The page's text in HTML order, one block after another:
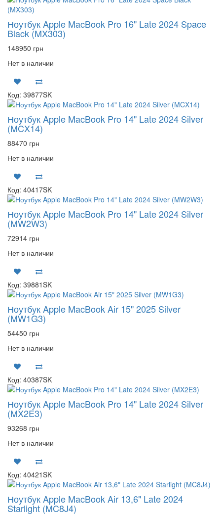
Ноутбук Apple MacBook Pro 16" Late 2024 Space
Black (MX303)
148950 грн
Нет в наличии
Код: 39877SK
Ноутбук Apple MacBook Pro 14" Late 2024 Silver
(MCX14)
88470 грн
Нет в наличии
Код: 40417SK
Ноутбук Apple MacBook Pro 14" Late 2024 Silver
(MW2W3)
72914 грн
Нет в наличии
Код: 39881SK
Ноутбук Apple MacBook Air 15" 2025 Silver
(MW1G3)
54450 грн
Нет в наличии
Код: 40387SK
Ноутбук Apple MacBook Pro 14" Late 2024 Silver
(MX2E3)
93268 грн
Нет в наличии
Код: 40421SK
Ноутбук Apple MacBook Air 13,6" Late 2024
Starlight (MC8J4)